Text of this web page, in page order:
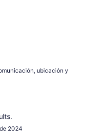
ubicación y
2024